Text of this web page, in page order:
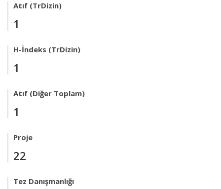
Atıf (TrDizin)
1
H-İndeks (TrDizin)
1
Atıf (Diğer Toplam)
1
Proje
22
Tez Danışmanlığı